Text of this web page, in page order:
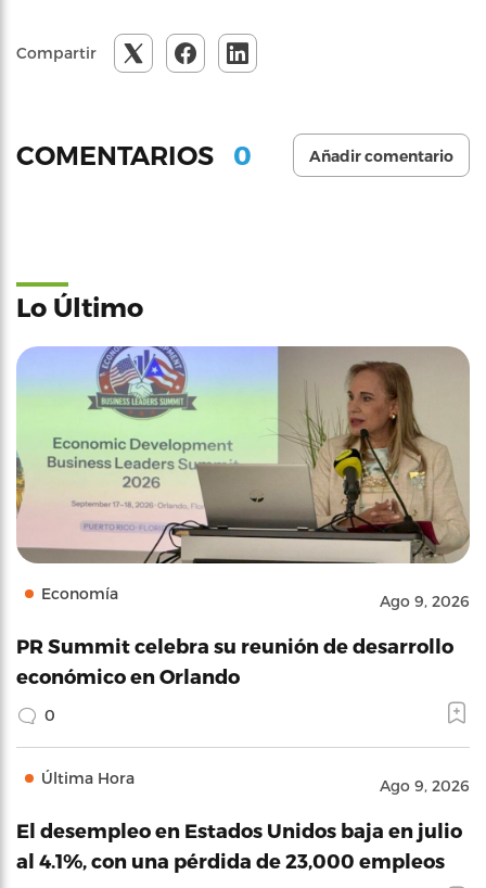
Compartir
COMENTARIOS 0 Añadir comentario
Lo Último
Economía Ago 9, 2026
PR Summit celebra su reunión de desarrollo
económico en Orlando
0
Última Hora Ago 9, 2026
El desempleo en Estados Unidos baja en julio
al 4.1%, con una pérdida de 23,000 empleos